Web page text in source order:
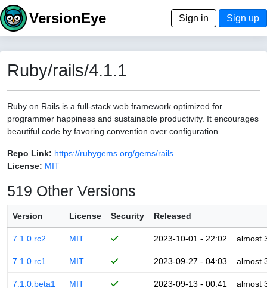
VersionEye Sign in Sign up
Ruby/rails/4.1.1
Ruby on Rails is a full-stack web framework optimized for
programmer happiness and sustainable productivity. It encourages
beautiful code by favoring convention over configuration.
Repo Link: https://rubygems.org/gems/rails
License: MIT
519 Other Versions
Version License Security Released
7.1.0.rc2 MIT 2023-10-01 - 22:02 almost
7.1.0.rc1 MIT 2023-09-27 - 04:03 almost
7.1.0.beta1 MIT 2023-09-13 - 00:41 almost